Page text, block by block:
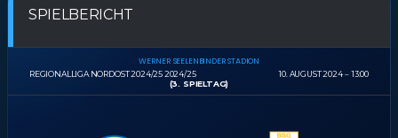
SPIELBERICHT
REGIONALLIGA NORDOST 2024/25 2024/25
WERNER SEELENBINDER STADION
10. AUGUST 2024
13:00
(3. SPIELTAG)